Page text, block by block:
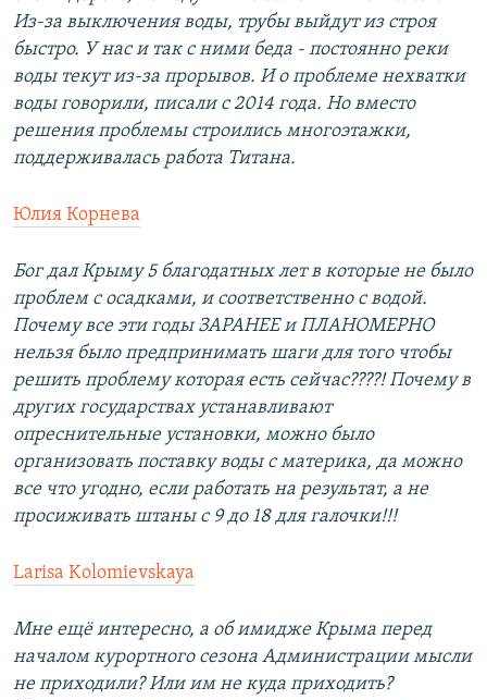
Из-за выключения воды, трубы выйдут из строя
быстро. У нас и так с ними беда - постоянно реки
воды текут из-за прорывов. И о проблеме нехватки
воды говорили, писали с 2014 года. Но вместо
решения проблемы строились многоэтажки,
поддерживалась работа Титана.
Юлия Корнева
Бог дал Крыму 5 благодатных лет в которые не было
проблем с осадками, и соответственно с водой.
Почему все эти годы ЗАРАНЕЕ и ПЛАНОМЕРНО
нельзя было предпринимать шаги для того чтобы
решить проблему которая есть сейчас????! Почему в
других государствах устанавливают
опреснительные установки, можно было
организовать поставку воды с материка, да можно
все что угодно, если работать на результат, а не
просиживать штаны с 9 до 18 для галочки!!!
Larisa Kolomievskaya
Мне ещё интересно, а об имидже Крыма перед
началом курортного сезона Администрации мысли
не приходили? Или им не куда приходить?